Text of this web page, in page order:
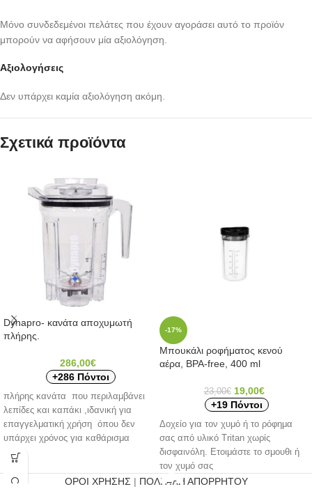
Αξιολογήσεις
Δεν υπάρχει καμία αξιολόγηση ακόμη.
Μόνο συνδεδεμένοι πελάτες που έχουν αγοράσει αυτό το προϊόν
μπορούν να αφήσουν μία αξιολόγηση.
Σχετικά προϊόντα
Dynapro- κανάτα αποχυμωτή
πλήρης.
286,00€
+286 Πόντοι
πλήρης κανάτα που περιλαμβάνει
λεπίδες και καπάκι ,ιδανική για
επαγγελματική χρήση όπου δεν
υπάρχει χρόνος για καθάρισμα
-17%
Μπουκάλι ροφήματος κενού
αέρα, ΒΡΑ-free, 400 ml
23,00€ 19,00€
+19 Πόντοι
Δοχείο για τον χυμό ή το ρόφημα
σας από υλικό Tritan χωρίς
δισφαινόλη. Ετοιμάστε το σμουθι ή
τον χυμό σας
ΟΡΟΙ ΧΡΗΣΗΣ | ΠΟΛΙΤΙΚΗ ΑΠΟΡΡΗΤΟΥ